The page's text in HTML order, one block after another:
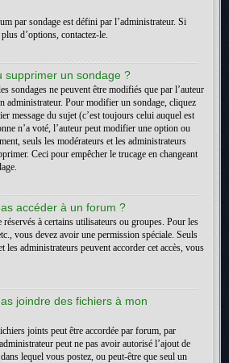
par sondage est défini par l’administrateur. Si
d’options, contactez-le.
supprimer un sondage ?
sondages ne peuvent être modifiés que par l’auteur
administrateur. Pour modifier un sondage, cliquez
message du sujet (c’est toujours celui auquel est
n’a voté, l’auteur peut modifier une option ou
seuls les modérateurs et les administrateurs
Ceci pour empêcher le trucage en changeant
accéder à un forum ?
à certains utilisateurs ou groupes. Pour les
vous devez avoir une permission spéciale. Seuls
les administrateurs peuvent accorder cet accès, vous
joindre des fichiers à mon
joints peut être accordée par forum, par
peut ne pas avoir autorisé l’ajout de
lequel vous postez, ou peut-être que seul un